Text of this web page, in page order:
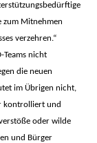
zum Mitnehmen
verzehren.“
Teams nicht
die neuen
im Übrigen nicht,
kontrolliert und
oder wilde
und Bürger